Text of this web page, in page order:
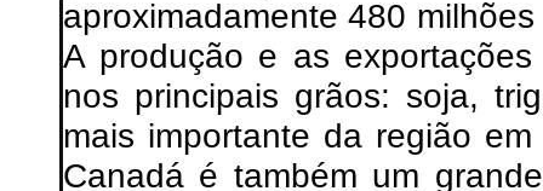
aproximadamente 480
A produção e as
nos principais grãos: soja,
mais importante da região
Canadá é também um